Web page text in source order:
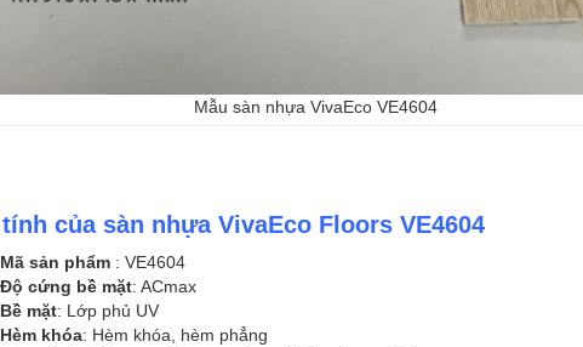
Mẫu sàn nhựa VivaEco VE4604
của sàn nhựa VivaEco Floors VE4604
Mã sản phẩm : VE4604
Độ cứng bề mặt: ACmax
Bề mặt: Lớp phủ UV
Hèm khóa: Hèm khóa, hèm phẳng